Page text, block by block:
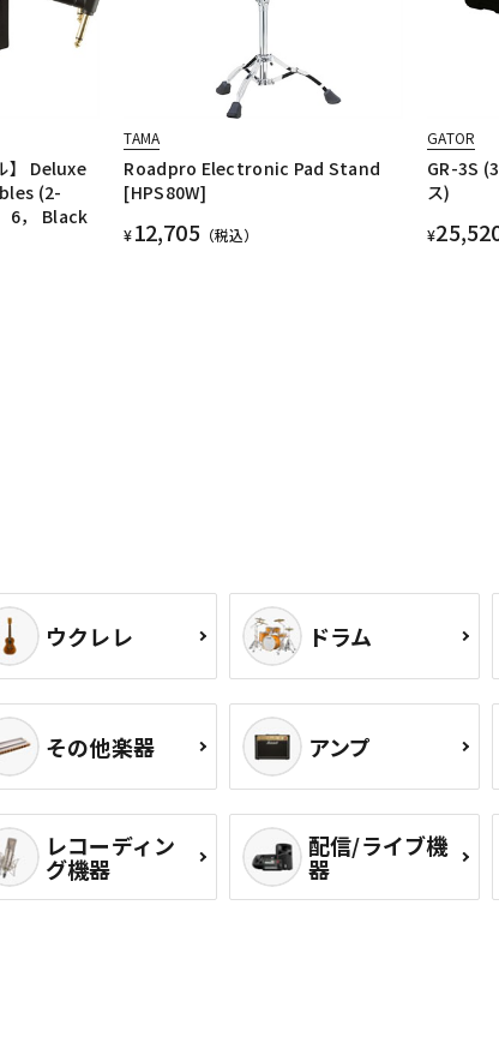
】 Deluxe
(2-
6， Black
TAMA
Roadpro Electronic Pad Stand
[HPS80W]
¥12,705 （税込）
GATOR
GR-3S
ス)
¥
ウクレレ ドラム
その他楽器 アンプ
レコーディン
グ機器
配信/ライブ機
器